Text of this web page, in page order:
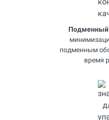
Подменный
подменным
время